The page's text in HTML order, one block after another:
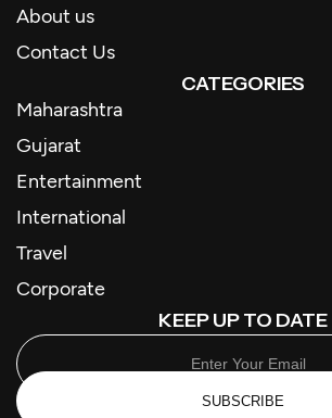
About us
Contact Us
CATEGORIES
Maharashtra
Gujarat
Entertainment
International
Travel
Corporate
KEEP UP TO DATE
SUBSCRIBE